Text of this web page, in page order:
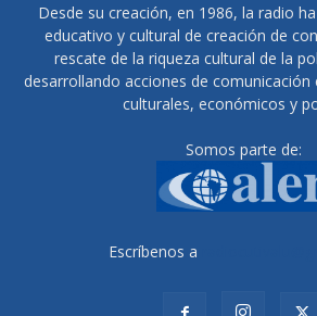
Desde su creación, en 1986, la radio
educativo y cultural de creación de
rescate de la riqueza cultural de la
desarrollando acciones de comunicación
culturales, económicos y
Somos parte de:
Escríbenos a